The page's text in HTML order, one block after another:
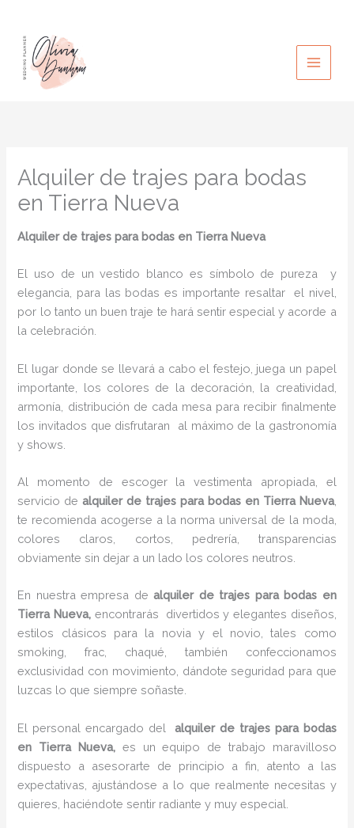
contenido
Alquiler de trajes para bodas
en Tierra Nueva
Alquiler de trajes para bodas en Tierra Nueva
El uso de un vestido blanco es símbolo de pureza y
elegancia, para las bodas es importante resaltar el nivel,
por lo tanto un buen traje te hará sentir especial y acorde a
la celebración.
El lugar donde se llevará a cabo el festejo, juega un papel
importante, los colores de la decoración, la creatividad,
armonía, distribución de cada mesa para recibir finalmente
los invitados que disfrutaran al máximo de la gastronomía
y shows.
Al momento de escoger la vestimenta apropiada, el
servicio dealquiler de trajes para bodas en Tierra Nueva,
te recomienda acogerse a la norma universal de la moda,
colores claros, cortos, pedrería, transparencias
obviamente sin dejar a un lado los colores neutros.
En nuestra empresa dealquiler de trajes para bodas en
Tierra Nueva, encontrarás
divertidos y elegantes diseños,
estilos clásicos para la novia y el novio, tales como
smoking, frac, chaqué, también confeccionamos
exclusividad con movimiento, dándote seguridad para que
luzcas lo que siempre soñaste.
El personal encargado delalquiler de trajes para bodas
en Tierra Nueva,es un equipo de trabajo maravilloso
dispuesto a asesorarte de principio a fin, atento a las
expectativas, ajustándose a lo que realmente necesitas y
quieres, haciéndote sentir radiante y muy especial.